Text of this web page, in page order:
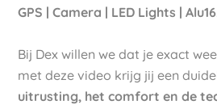
GPS | Camera | LED Lights | Alu16
Bij Dex willen we dat je exact
met deze video krijg jij een
uitrusting, het comfort en de